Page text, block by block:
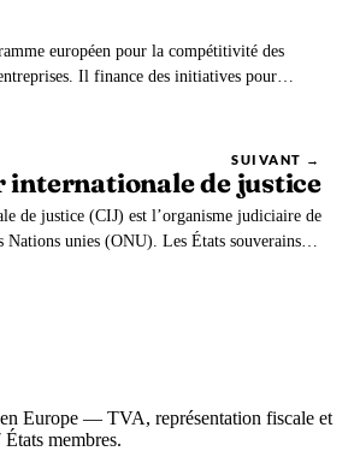
européen pour la compétitivité des
Il finance des initiatives pour
SUIVANT →
internationale de justice
de justice (CIJ) est l’organisme judiciaire de
Nations unies (ONU). Les États souverains en
Europe — TVA, représentation fiscale et
membres.